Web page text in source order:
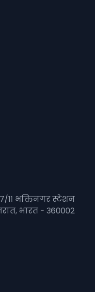
11 भक्तिनगर स्टेशन
भारत - 360002